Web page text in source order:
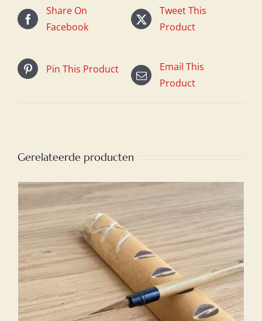
Share On
Facebook
Tweet This
Product
Pin This Product
Email This
Product
Gerelateerde producten